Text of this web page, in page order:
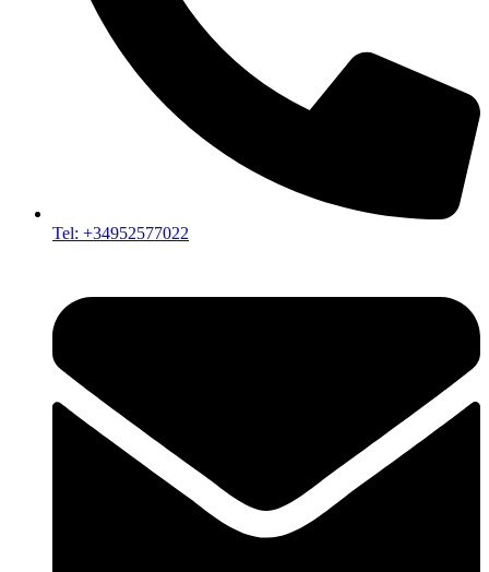
Tel: +34952577022